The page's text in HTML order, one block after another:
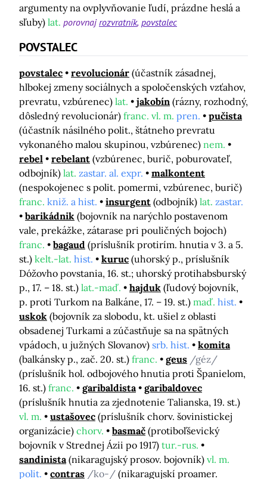
argumenty na ovplyvňovanie ľudí, prázdne heslá a
sľuby) lat. porovnajrozvratník povstalec
POVSTALEC
povstalec revolucionár (účastník zásadnej,
hlbokej zmeny sociálnych a spoločenských vzťahov,
prevratu, vzbúrenec) lat. jakobín (rázny, rozhodný,
dôsledný revolucionár) franc. vl. m. pren.
pučista
(účastník násilného polit., štátneho prevratu
vykonaného malou skupinou, vzbúrenec) nem.
rebel
rebelant (vzbúrenec, burič, poburovateľ,
odbojník) lat. zastar. al. expr.
malkontent
(nespokojenec s polit. pomermi, vzbúrenec, burič)
franc. kniž. a hist. insurgent (odbojník) lat. zastar.
barikádnik (bojovník na narýchlo postavenom
vale, prekážke, zátarase pri pouličných bojoch)
franc.
bagaud (príslušník protirím. hnutia v 3. a 5.
st.) kelt.-lat. hist. kuruc (uhorský p., príslušník
Dóžovho povstania, 16. st.; uhorský protihabsburský
p., 17. – 18. st.) lat.-maď. hajduk (ľudový bojovník,
p. proti Turkom na Balkáne, 17. – 19. st.) maď. hist.
uskok (bojovník za slobodu, kt. ušiel z oblasti
obsadenej Turkami a zúčastňuje sa na spätných
vpádoch, u južných Slovanov) srb. hist.
komita
(balkánsky p., zač. 20. st.) franc. geus /géz/
(príslušník hol. odbojového hnutia proti Španielom,
16. st.) franc. garibaldista
garibaldovec
(príslušník hnutia za zjednotenie Talianska, 19. st.)
vl. m.
ustašovec (príslušník chorv. šovinistickej
organizácie) chorv. basmač (protiboľševický
bojovník v Strednej Ázii po 1917) tur.-rus.
sandinista (nikaragujský prosov. bojovník) vl. m.
polit.
contras /ko-/ (nikaragujskí proamer.